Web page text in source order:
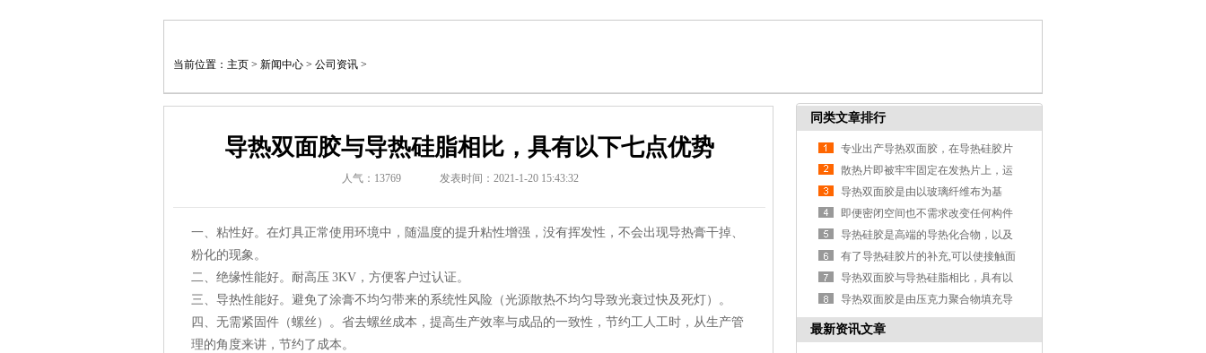
当前位置： 主页 > 新闻中心 > 公司资讯 >
导热双面胶与导热硅脂相比，具有以下七点优势
人气：13769 发表时间：2021-1-20 15:43:32
一、粘性好。在灯具正常使用环境中，随温度的提升粘性增强，没有挥发性，不会出现导热膏干掉、
粉化的现象。
二、绝缘性能好。耐高压 3KV，方便客户过认证。
三、导热性能好。避免了涂膏不均匀带来的系统性风险（光源散热不均匀导致光衰过快及死灯）。
四、无需紧固件（螺丝）。省去螺丝成本，提高生产效率与成品的一致性，节约工人工时，从生产管
理的角度来讲，节约了成本。
同类文章排行
专业出产导热双面胶，在导热硅胶片
固定的范畴是有用方法，专业用于粘
接散热片和芯片的双面贴
散热片即被牢牢固定在发热片上，运
用简略快捷，利于进步出产功率
导热双面胶是由以玻璃纤维布为基
材，双面涂布进口导热混合物与高分
子粘合剂
即便密闭空间也不需求改变任何构件
即可运用，充分体现了这种资料的热
传导性和压敏胶带自粘性的运用方便
导热硅胶是高端的导热化合物，以及
不会固体化，不会导电的特性可以避
免诸如电路短路等风险
有了导热硅胶片的补充,可以使接触面
更好的充分接触，真正做到面对面的
接触.在温度上
导热双面胶与导热硅脂相比，具有以
下七点优势
导热双面胶是由压克力聚合物填充导
热陶瓷粉末，与有机硅胶粘剂复合而
成
最新资讯文章